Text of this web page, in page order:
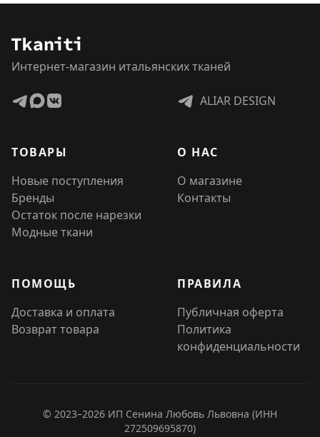
Интернет-магазин итальянских тканей
ALIAR DESIGN
ТОВАРЫ
Новые поступления
Бренды
Остаток после нарезки
Модные ткани
О НАС
О магазине
Контакты
ПОМОЩЬ
Доставка и оплата
Возврат товара
ПРАВИЛА
Публичная оферта
Политика
конфиденциальности
© 2023–2026 ИП Сенина Любовь Львовна (ИНН
272509695870)